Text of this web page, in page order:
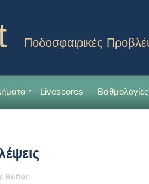
Ποδοσφαιρικές
Livescores Βαθμολογίες
Bettor